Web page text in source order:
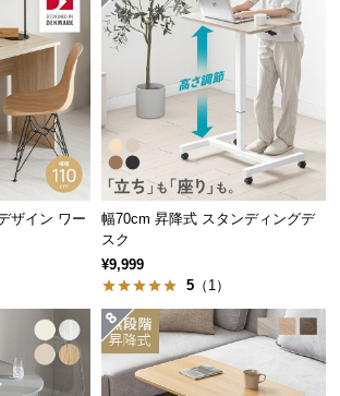
ダーコーディング
ビ防止のパウダーコーティング加工
色褪せや塗装剥がれも軽減します。
ザイン ワー
幅70cm 昇降式 スタンディングデ
スク
¥9,999
5 （1）